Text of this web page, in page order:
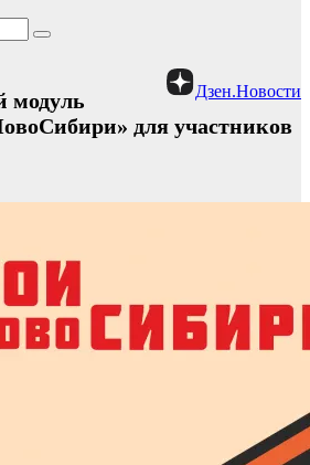
Дзен.Новости
модуль
для участников